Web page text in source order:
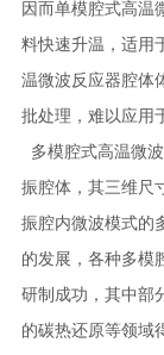
因而单模腔式高温
料快速升温，适用
温微波反应器腔体
批处理，难以应用
多模腔式高温微
振腔体，其三维尺
振腔内微波模式的
的发展，各种多模
研制成功，其中部
的碳热还原等领域